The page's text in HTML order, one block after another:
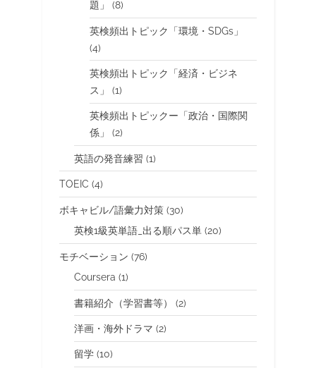
題」
(8)
英検頻出トピック「環境・SDGs」
(4)
英検頻出トピック「経済・ビジネ
ス」
(1)
英検頻出トピックー「政治・国際関
係」
(2)
英語の発音練習 (1)
TOEIC (4)
ボキャビル/語彙力対策 (30)
英検1級英単語_出る順パス単 (20)
モチベーション (76)
Coursera (1)
書籍紹介（学習書等） (2)
洋画・海外ドラマ (2)
留学 (10)